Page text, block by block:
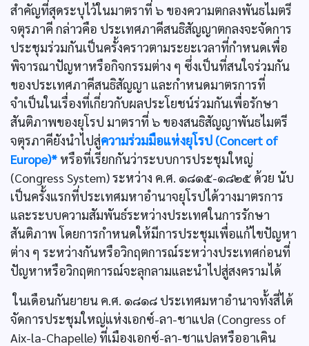
สำคัญที่สุดระบุไว้ในมาตราที่ ๖ ของความตกลงพันธไมตรี
จตุรภาคี กล่าวคือ ประเทศภาคีสนธิสัญญาตกลงจะจัดการ
ประชุมร่วมกันเป็นครั้งคราวตามระยะเวลาที่กำหนดเพื่อ
พิจารณาปัญหาหรือกิจกรรมต่าง ๆ ซึ่งเป็นที่สนใจร่วมกัน
ของประเทศภาคีสนธิสัญญา และกำหนดมาตรการที่
จำเป็นในเรื่องที่เกี่ยวกับผลประโยชน์ร่วมกันเพื่อรักษา
สันติภาพของยุโรป มาตราที่ ๖ ของสนธิสัญญาพันธไมตรี
จตุรภาคียังนำไปสู่ความร่วมมือแห่งยุโรป (Concert of
Europe)* หรือที่เรียกกันว่าระบบการประชุมใหญ่
(Congress System) ระหว่าง ค.ศ. ๑๘๑๕-๑๘๒๕ ด้วย นับ
เป็นครั้งแรกที่ประเทศมหาอำนาจยุโรปได้วางมาตรการ
และระบบความสัมพันธ์ระหว่างประเทศในการรักษา
สันติภาพ โดยการกำหนดให้มีการประชุมเพื่อแก้ไขปัญหา
ต่าง ๆ ระหว่างกันหรือวิกฤตการณ์ระหว่างประเทศก่อนที่
ปัญหาหรือวิกฤตการณ์จะลุกลามและนำไปสู่สงครามได้
ในเดือนกันยายน ค.ศ. ๑๘๑๘ ประเทศมหาอำนาจทั้งสี่ได้
จัดการประชุมใหญ่แห่งเอกซ์-ลา-ชาแปล (Congress of
Aix-la-Chapelle) ที่เมืองเอกซ์-ลา-ชาแปลหรืออาเคิน